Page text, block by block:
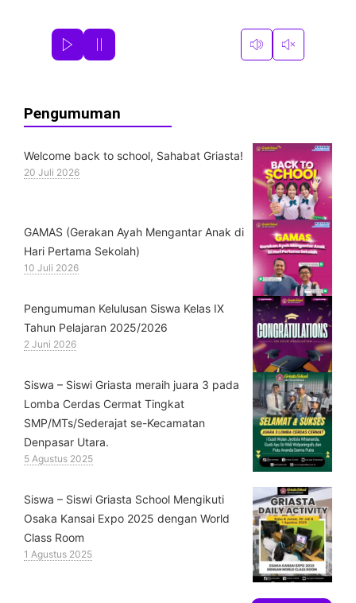
Pengumuman
Welcome back to school, Sahabat Griasta!
20 Juli 2026
GAMAS (Gerakan Ayah Mengantar Anak di
Hari Pertama Sekolah)
10 Juli 2026
Pengumuman Kelulusan Siswa Kelas IX
Tahun Pelajaran 2025/2026
2 Juni 2026
Siswa – Siswi Griasta meraih juara 3 pada
Lomba Cerdas Cermat Tingkat
SMP/MTs/Sederajat se-Kecamatan
Denpasar Utara.
5 Agustus 2025
Siswa – Siswi Griasta School Mengikuti
Osaka Kansai Expo 2025 dengan World
Class Room
1 Agustus 2025